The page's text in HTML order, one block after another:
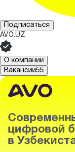
Подписаться
AVO.UZ
О компании
Вакансии55
цифровой
в